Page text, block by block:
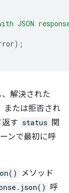
JSON
);
解決された
または拒否され
返す status 関
ンで最初に呼
メソッド
呼